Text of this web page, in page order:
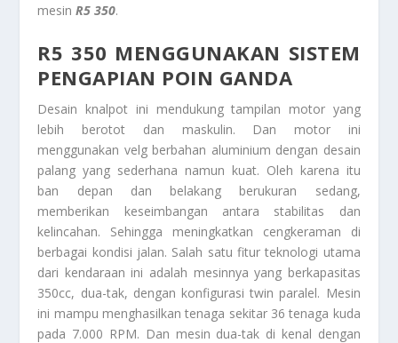
mesinR5 350.
R5 350 MENGGUNAKAN SISTEM
PENGAPIAN POIN GANDA
Desain knalpot ini mendukung tampilan motor yang
lebih berotot dan maskulin. Dan motor ini
menggunakan velg berbahan aluminium dengan desain
palang yang sederhana namun kuat. Oleh karena itu
ban depan dan belakang berukuran sedang,
memberikan keseimbangan antara stabilitas dan
kelincahan. Sehingga meningkatkan cengkeraman di
berbagai kondisi jalan. Salah satu fitur teknologi utama
dari kendaraan ini adalah mesinnya yang berkapasitas
350cc, dua-tak, dengan konfigurasi twin paralel. Mesin
ini mampu menghasilkan tenaga sekitar 36 tenaga kuda
pada 7.000 RPM. Dan mesin dua-tak di kenal dengan